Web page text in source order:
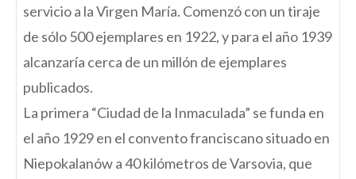
servicio a la Virgen María. Comenzó con un tiraje
de sólo 500 ejemplares en 1922, y para el año 1939
alcanzaría cerca de un millón de ejemplares
publicados.
La primera “Ciudad de la Inmaculada” se funda en
el año 1929 en el convento franciscano situado en
Niepokalanów a 40 kilómetros de Varsovia, que